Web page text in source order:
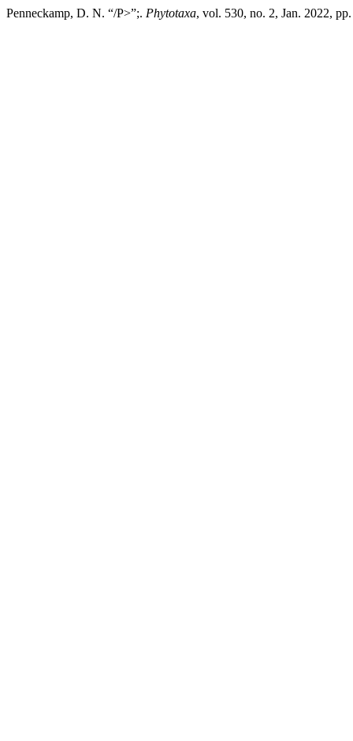
Penneckamp, D. N. “/P>”;. Phytotaxa, vol. 530, no. 2, Jan. 2022,